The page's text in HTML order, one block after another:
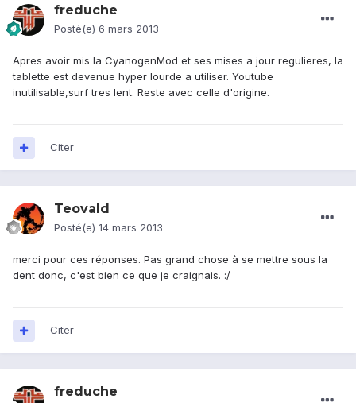
freduche
Posté(e) 6 mars 2013
Apres avoir mis la CyanogenMod et ses mises a jour regulieres, la
tablette est devenue hyper lourde a utiliser. Youtube
inutilisable,surf tres lent. Reste avec celle d'origine.
Citer
Teovald
Posté(e) 14 mars 2013
merci pour ces réponses. Pas grand chose à se mettre sous la
dent donc, c'est bien ce que je craignais. :/
Citer
freduche